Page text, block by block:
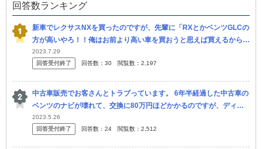
回答数ランキング
新車でレクサスNXを買ったのですが、先輩に「RXとかベンツGLCの
方が高いやろ！！俺はお前より高い車を買おうと思えば買えるから
な！RXも普通に買える！」とか言われて頭に来てしまいました。 こ
うい...
2023.7.29
回答受付終了
回答数： 30 閲覧数： 2,197
中古車販売でお客さんとトラブっています。 6年半経過した中古車の
ベンツのナビが壊れて、交換に80万円ほどかかるのですが、ディー
ラーで買って保証プラン？に入っていると無料で直せるのですか？
お客さ...
2023.5.26
回答受付終了
回答数： 24 閲覧数： 2,512